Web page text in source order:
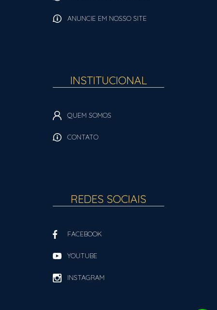
ANUNCIE EM NOSSO SITE
INSTITUCIONAL
QUEM SOMOS
CONTATO
REDES SOCIAIS
FACEBOOK
YOUTUBE
INSTAGRAM